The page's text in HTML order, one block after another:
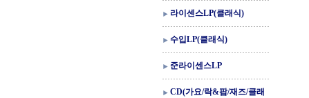
라이센스LP(클래식)
수입LP(클래식)
준라이센스LP
CD(가요/락&팝/재즈/클래